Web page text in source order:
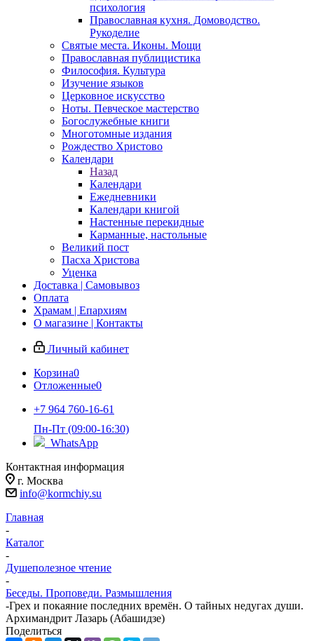
психология
Православная кухня. Домоводство.
Рукоделие
Святые места. Иконы. Мощи
Православная публицистика
Философия. Культура
Изучение языков
Церковное искусство
Ноты. Певческое мастерство
Богослужебные книги
Многотомные издания
Рождество Христово
Календари
Назад
Календари
Ежедневники
Календари книгой
Настенные перекидные
Карманные, настольные
Великий пост
Пасха Христова
Уценка
Доставка | Самовывоз
Оплата
Храмам | Епархиям
О магазине | Контакты
Личный кабинет
Корзина0
Отложенные0
+7 964 760-16-61
Пн-Пт (09:00-16:30)
WhatsApp
Контактная информация
г. Москва
info@kormchiy.su
Главная
-
Каталог
-
Душеполезное чтение
-
Беседы. Проповеди. Размышления
-Грех и покаяние последних времён. О тайных недугах души.
Архимандрит Лазарь (Абашидзе)
Поделиться